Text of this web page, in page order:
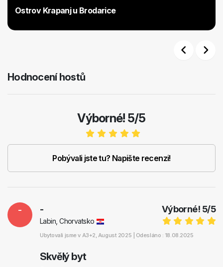
Ostrov Krapanj u Brodarice
Hodnocení hostů
Výborné! 5/5
Pobývali jste tu? Napište recenzi!
- Výborné! 5/5
-
Labin, Chorvatsko
Ubytovali jsme v A3+2, August 2025 | Odesláno : 18.08.2025
Skvělý byt